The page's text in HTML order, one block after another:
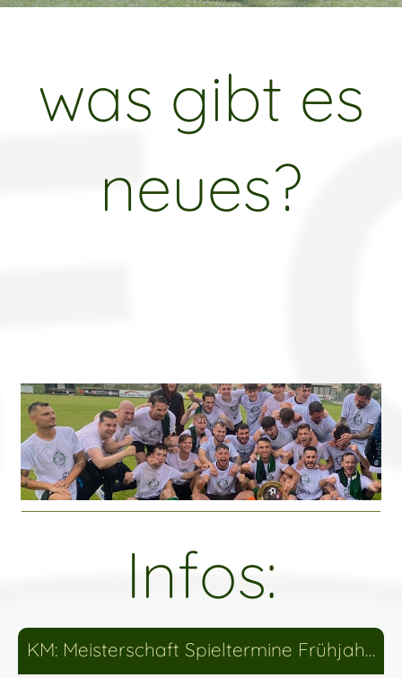
was gibt es
neues?
Infos:
KM: Meisterschaft Spieltermine Frühjahr 2026